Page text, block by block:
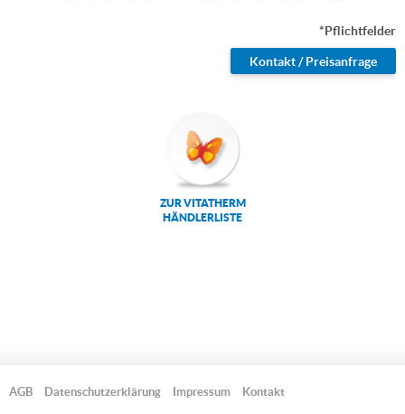
*Pflichtfelder
ZUR VITATHERM
HÄNDLERLISTE
AGB Datenschutzerklärung Impressum Kontakt